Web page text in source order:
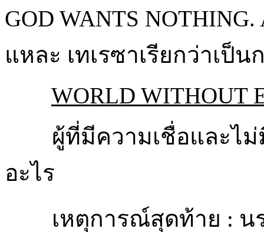
GOD WANTS
แหละ เทเรซาเรียกว่าเป็
WORLD WITHOUT
ผู้ที่มีความเชื่อและไม่มี
อะไร
เหตุการณ์สุดท้าย : นร